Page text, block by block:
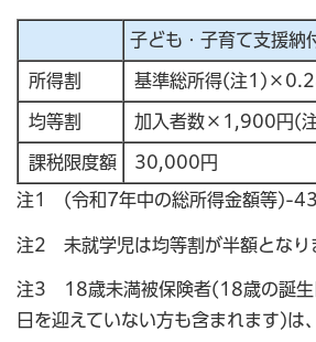
子ども・子育て支援納
所得割 基準総所得(注
均等割 加入者数×1,900円(
課税限度額 30,000円
注1 (令和7年中の総所得金額等)-
注2 未就学児は均等割が半額となり
注3 18歳未満被保険者(18歳の誕生
日を迎えていない方も含まれます)は